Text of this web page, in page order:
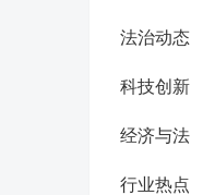
法治动态
科技创新
经济与法
行业热点